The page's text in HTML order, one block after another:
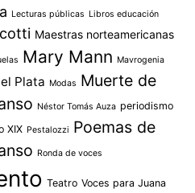
Lecturas públicas Libros educación
Maestras norteamericanas
Mary Mann Mavrogenia
Plata Modas Muerte de
Néstor Tomás Auza periodismo
XIX Pestalozzi Poemas de
Ronda de voces
Teatro Voces para Juana